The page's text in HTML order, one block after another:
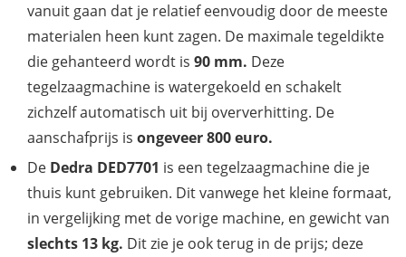
vanuit gaan dat je relatief eenvoudig door de meeste
materialen heen kunt zagen. De maximale tegeldikte
die gehanteerd wordt is 90 mm. Deze
tegelzaagmachine is watergekoeld en schakelt
zichzelf automatisch uit bij oververhitting. De
aanschafprijs is ongeveer 800 euro.
De Dedra DED7701 is een tegelzaagmachine die je
thuis kunt gebruiken. Dit vanwege het kleine formaat,
in vergelijking met de vorige machine, en gewicht van
slechts 13 kg. Dit zie je ook terug in de prijs; deze